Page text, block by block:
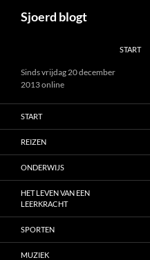
Sjoerd blogt
START
Sinds vrijdag 20 december
2013 online
START
REIZEN
ONDERWIJS
HET LEVEN VAN EEN
LEERKRACHT
SPORTEN
MUZIEK